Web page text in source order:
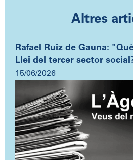
Altres
Rafael Ruiz de Gauna:
Llei del tercer sector
15/06/2026